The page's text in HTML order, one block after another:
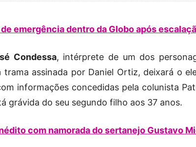
emergência dentro da Globo após
Condessa, intérprete de um dos
assinada por Daniel Ortiz, deixará o
informações concedidas pela colunista
grávida do seu segundo filho aos 37 anos.
com namorada do sertanejo Gustavo